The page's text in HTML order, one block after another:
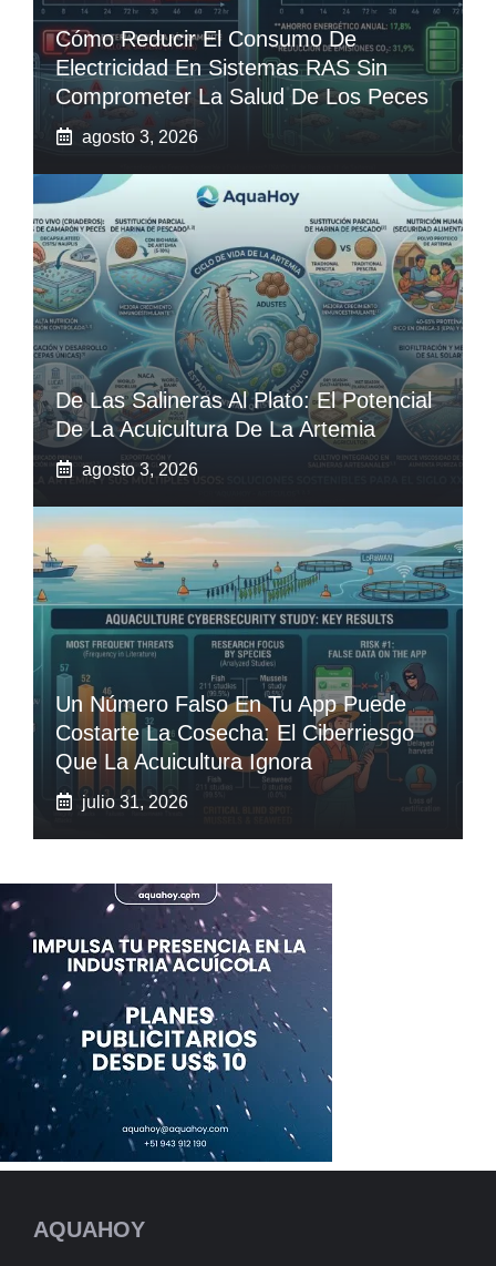
Cómo Reducir El Consumo De
Electricidad En Sistemas RAS Sin
Comprometer La Salud De Los Peces
agosto 3, 2026
De Las Salineras Al Plato: El Potencial
De La Acuicultura De La Artemia
agosto 3, 2026
Un Número Falso En Tu App Puede
Costarte La Cosecha: El Ciberriesgo
Que La Acuicultura Ignora
julio 31, 2026
AQUAHOY